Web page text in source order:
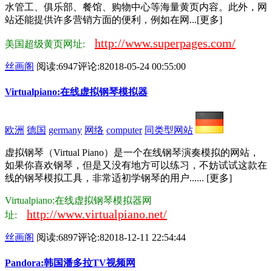
水管工、俱乐部、餐馆、购物中心等海量黄页内容。此外，网
站还能提供许多营销方面的便利，例如在网...[更多]
美国超级黄页网址: http://www.superpages.com/
丝画阁 阅读:6947评论:82018-05-24 00:55:00
Virtualpiano:在线虚拟钢琴模拟器
欧洲 德国 germany 网络 computer 同类型网站
虚拟钢琴（Virtual Piano）是一个在线钢琴演奏模拟的网站，
如果你喜欢钢琴，但是又没有地方可以练习，不妨试试这款在
线的钢琴模拟工具，非常适初学钢琴的用户...... [更多]
Virtualpiano:在线虚拟钢琴模拟器网
址: http://www.virtualpiano.net/
丝画阁 阅读:6897评论:82018-12-11 22:54:44
Pandora:韩国潘多拉TV视频网